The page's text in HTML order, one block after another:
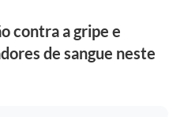
contra a gripe e
de sangue neste